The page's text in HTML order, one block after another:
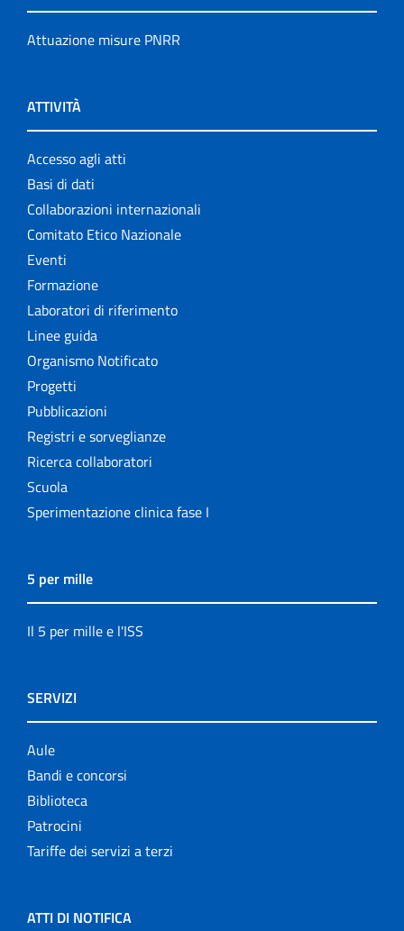
Attuazione misure PNRR
ATTIVITÀ
Accesso agli atti
Basi di dati
Collaborazioni internazionali
Comitato Etico Nazionale
Eventi
Formazione
Laboratori di riferimento
Linee guida
Organismo Notificato
Progetti
Pubblicazioni
Registri e sorveglianze
Ricerca collaboratori
Scuola
Sperimentazione clinica fase I
5 per mille
Il 5 per mille e l'ISS
SERVIZI
Aule
Bandi e concorsi
Biblioteca
Patrocini
Tariffe dei servizi a terzi
ATTI DI NOTIFICA